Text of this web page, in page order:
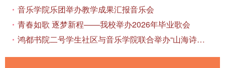
音乐学院乐团举办教学成果汇报音乐会
青春如歌 逐梦新程——我校举办2026年毕业歌会
鸿都书院二号学生社区与音乐学院联合举办“山海诗恋”合唱思政汇报音乐会